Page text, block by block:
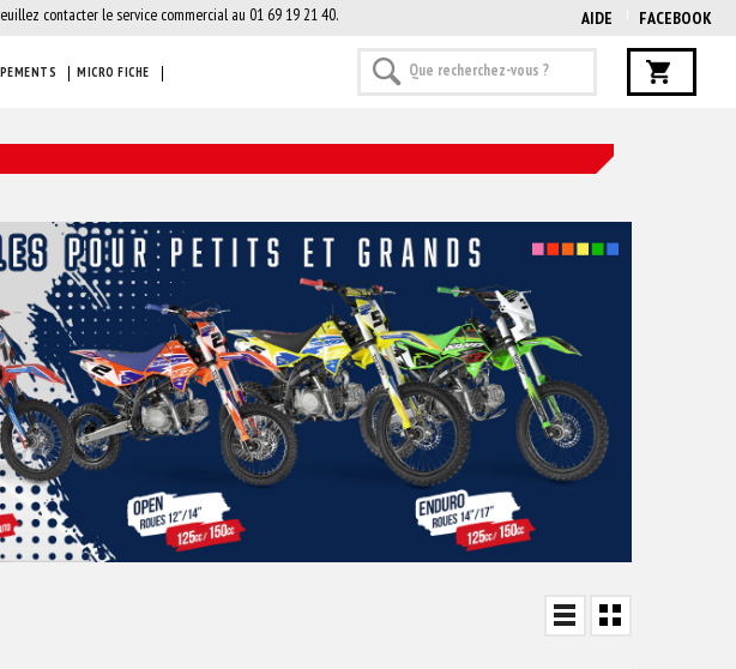
AIDE FACEBOOK
contacter le service commercial au 01 69 19 21 40.
MICRO FICHE